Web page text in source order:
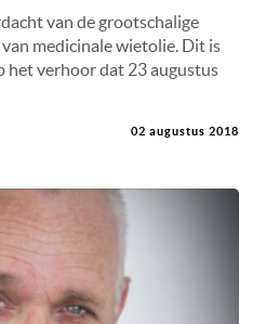
van de grootschalige
medicinale wietolie. Dit is
het verhoor dat 23 augustus
02 augustus 2018